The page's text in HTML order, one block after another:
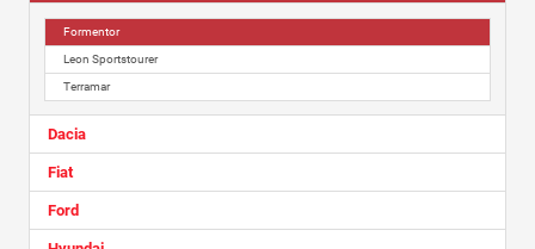
Formentor
Leon Sportstourer
Terramar
Dacia
Fiat
Ford